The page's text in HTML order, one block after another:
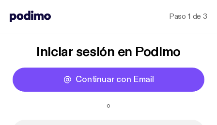
Paso 1 de 3
Iniciar sesión en Podimo
Continuar con Email
o